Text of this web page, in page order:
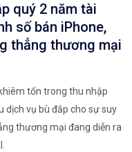
quý 2 năm tài
số bán iPhone,
thẳng thương mại
tốn trong thu nhập
dịch vụ bù đắp cho sự suy
thương mại đang diễn ra